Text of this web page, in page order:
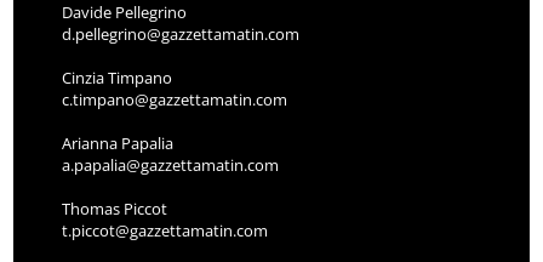
Davide Pellegrino
d.pellegrino@gazzettamatin.com
Cinzia Timpano
c.timpano@gazzettamatin.com
Arianna Papalia
a.papalia@gazzettamatin.com
Thomas Piccot
t.piccot@gazzettamatin.com